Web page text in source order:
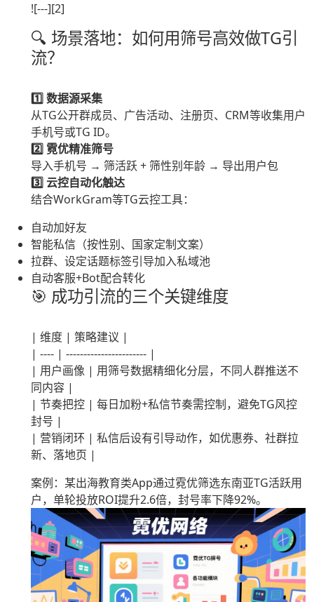
![---][2]
🔍 场景落地：如何用筛号高效做TG引
流？
1️⃣ 数据源采集
从TG公开群成员、广告活动、注册页、CRM等收集用户
手机号或TG ID。
2️⃣ 霓优精准筛号
导入手机号 → 筛活跃 + 筛性别年龄 → 导出用户包
3️⃣ 云控自动化触达
结合WorkGram等TG云控工具：
自动加好友
智能私信（按性别、国家定制文案）
拉群、设定话题标签引导加入私域池
自动客服+Bot配合转化
🎯 成功引流的三个关键维度
| 维度 | 策略建议 |
| ---- | ----------------------- |
| 用户画像 | 用筛号数据精细化分层，不同人群推送不
同内容 |
| 节奏把控 | 每日加粉+私信节奏需控制，避免TG风控
封号 |
| 营销闭环 | 私信后设有引导动作，如优惠券、社群拉
新、落地页 |
案例：某出海教育类App通过霓优筛选东南亚TG活跃用
户，单轮投放ROI提升2.6倍，封号率下降92%。